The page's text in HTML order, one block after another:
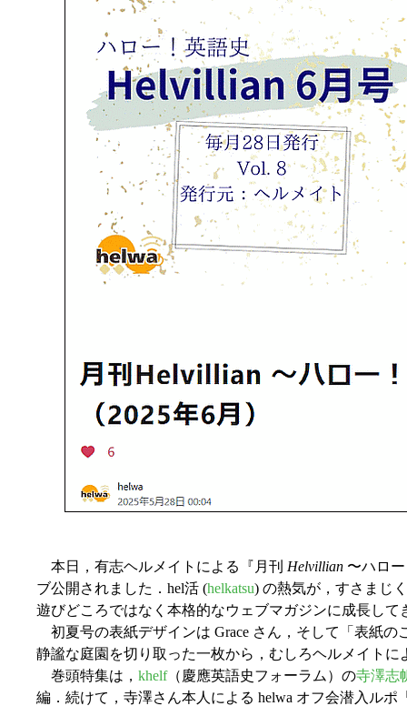
本日，有志ヘルメイトによる『月刊 Helvillian 〜ハロ
ブ公開されました．hel活 (helkatsu) の熱気が，すさまじ
遊びどころではなく本格的なウェブマガジンに成長して
初夏号の表紙デザインは Grace さん，そして「表紙
静謐な庭園を切り取った一枚から，むしろヘルメイトに
巻頭特集は， khelf（慶應英語史フォーラム）の寺澤志
編．続けて，寺澤さん本人による helwa オフ会潜入ルポ